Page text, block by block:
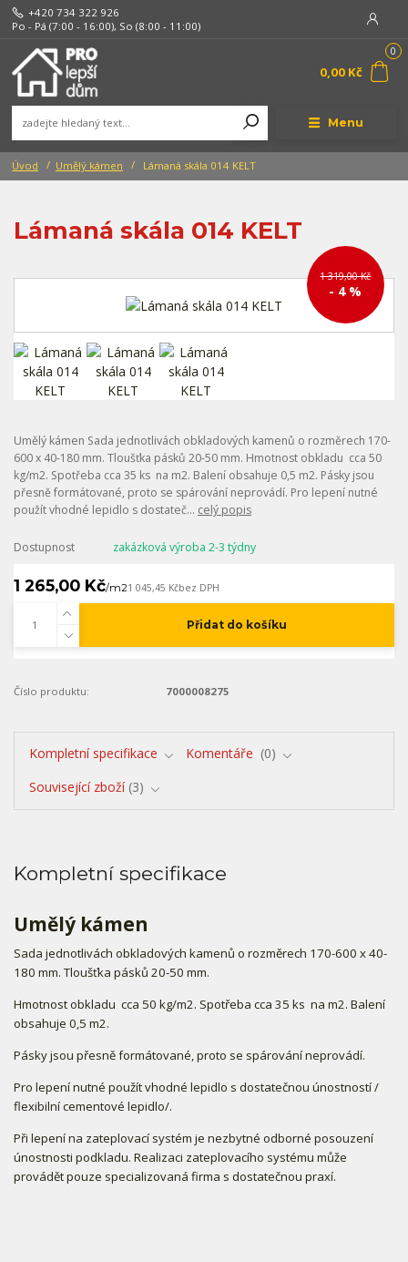
Menu
+420 734 322 926
Po - Pá (7:00 - 16:00), So (8:00 - 11:00)
0
0,00 Kč
Úvod Umělý kámen Lámaná skála 014 KELT
Lámaná skála 014 KELT
1 319,00 Kč
- 4 %
Umělý kámen Sada jednotlivách obkladových kamenů o rozměrech 170-
600 x 40-180 mm. Tloušťka pásků 20-50 mm. Hmotnost obkladu cca 50
kg/m2. Spotřeba cca 35 ks na m2. Balení obsahuje 0,5 m2. Pásky jsou
přesně formátované, proto se spárování neprovádí. Pro lepení nutné
použít vhodné lepidlo s dostateč... celý popis
Dostupnost zakázková výroba 2-3 týdny
1 265,00 Kč/m21 045,45 Kčbez DPH
Přidat do košíku
Číslo produktu: 7000008275
Kompletní specifikace Komentáře
0
Související zboží 3
Kompletní specifikace
Umělý kámen
Sada jednotlivách obkladových kamenů o rozměrech 170-600 x 40-
180 mm. Tloušťka pásků 20-50 mm.
Hmotnost obkladu cca 50 kg/m2. Spotřeba cca 35 ks na m2. Balení
obsahuje 0,5 m2.
Pásky jsou přesně formátované, proto se spárování neprovádí.
Pro lepení nutné použít vhodné lepidlo s dostatečnou únostností /
flexibilní cementové lepidlo/.
Při lepení na zateplovací systém je nezbytné odborné posouzení
únostnosti podkladu. Realizaci zateplovacího systému může
provádět pouze specializovaná firma s dostatečnou praxí.